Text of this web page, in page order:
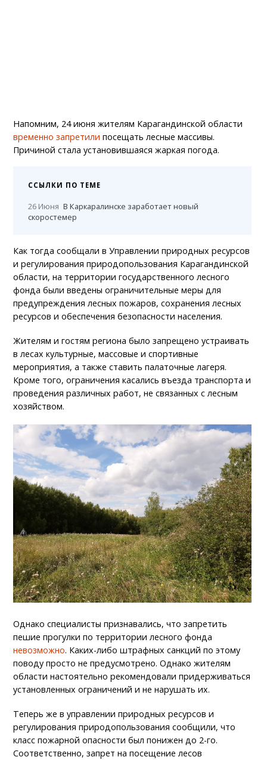
Напомним, 24 июня жителям Карагандинской области
временно запретили посещать лесные массивы.
Причиной стала установившаяся жаркая погода.
ССЫЛКИ ПО ТЕМЕ
26 Июня В Каркаралинске заработает новый
скоростемер
Как тогда сообщали в Управлении природных ресурсов
и регулирования природопользования Карагандинской
области, на территории государственного лесного
фонда были введены ограничительные меры для
предупреждения лесных пожаров, сохранения лесных
ресурсов и обеспечения безопасности населения.
Жителям и гостям региона было запрещено устраивать
в лесах культурные, массовые и спортивные
мероприятия, а также ставить палаточные лагеря.
Кроме того, ограничения касались въезда транспорта и
проведения различных работ, не связанных с лесным
хозяйством.
Однако специалисты признавались, что запретить
пешие прогулки по территории лесного фонда
невозможно. Каких-либо штрафных санкций по этому
поводу просто не предусмотрено. Однако жителям
области настоятельно рекомендовали придерживаться
установленных ограничений и не нарушать их.
Теперь же в управлении природных ресурсов и
регулирования природопользования сообщили, что
класс пожарной опасности был понижен до 2-го.
Соответственно, запрет на посещение лесов